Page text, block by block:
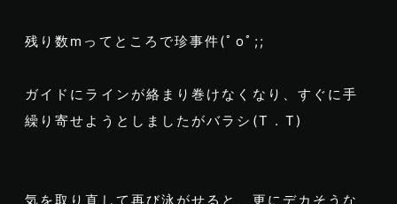
残り数mってところで珍事件(ﾟoﾟ;;
ガイドにラインが絡まり巻けなくなり、すぐに手
繰り寄せようとしましたがバラシ(T . T)
気を取り直して再び泳がせると、更にデカそうな